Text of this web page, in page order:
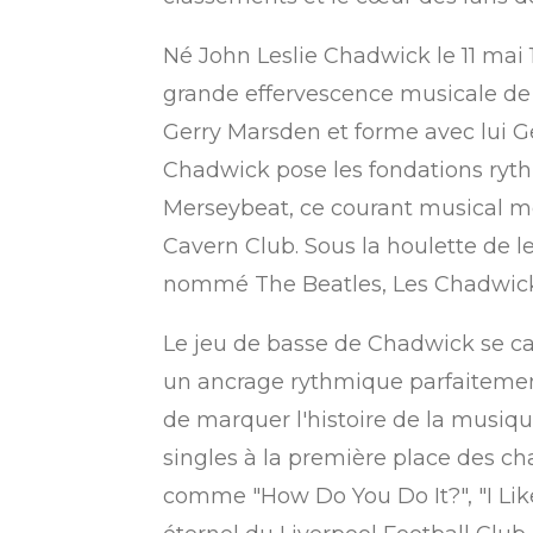
Né John Leslie Chadwick le 11
grande effervescence musicale
Gerry Marsden et forme avec lui
Chadwick pose les fondations
Merseybeat, ce courant musical
Cavern Club. Sous la houlette de
nommé The Beatles, Les
Le jeu de basse de Chadwick se
un ancrage rythmique
de marquer l'histoire de la
singles à la première place des
comme "How Do You Do It?", "I